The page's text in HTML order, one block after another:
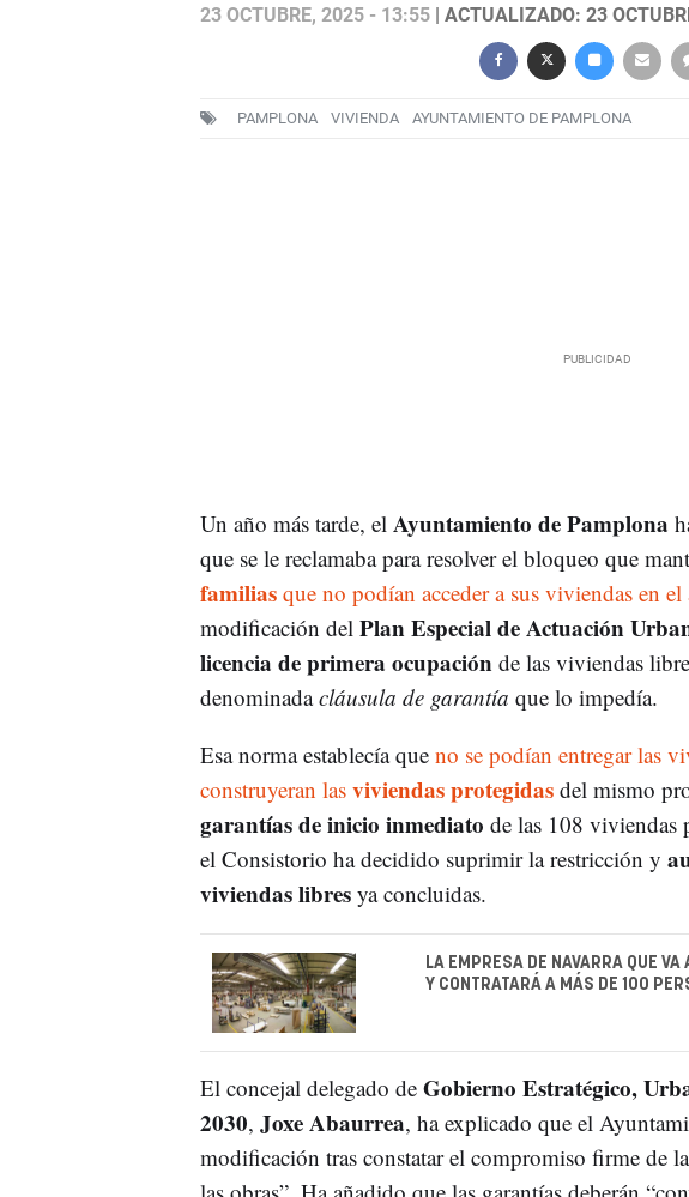
23 OCTUBRE, 2025 - 13:55| ACTUALIZADO: 23
PAMPLONA VIVIENDA AYUNTAMIENTO DE PAMPLONA
Un año más tarde, el Ayuntamiento de Pamplona
que se le reclamaba para resolver el bloqueo que
familiasque no podían acceder a sus viviendas en
modificación del Plan Especial de Actuación
licencia de primera ocupación de las viviendas
denominadacláusula de garantía que lo impedía.
Esa norma establecía que no se podían entregar las
construyeran las viviendas protegidasdel mismo
garantías de inicio inmediato de las 108
el Consistorio ha decidido suprimir la restricción y
viviendas libresya concluidas.
LA EMPRESA DE NAVARRA QUE
Y CONTRATARÁ A MÁS DE 100
El concejal delegado de Gobierno Estratégico,
2030, Joxe Abaurrea, ha explicado que el
modificación tras constatar el compromiso firme de